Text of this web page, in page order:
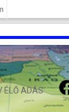
ÉLŐ ADÁS